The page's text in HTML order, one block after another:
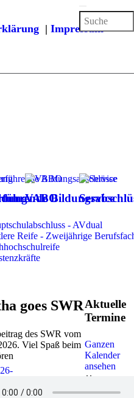
| Impressum
- AVdual
Reife - Zweijährige
VABO Service
goes SWR
des SWR vom
Viel Spaß beim
Aktuelle
Termine
Ganzen
Kalender
ansehen
Sep. 2026